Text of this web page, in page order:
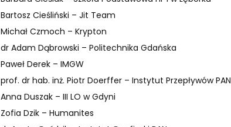
Bartosz Cieśliński – Jit Team
Michał Czmoch – Krypton
dr Adam Dąbrowski – Politechnika Gdańska
Paweł Derek – IMGW
prof. dr hab. inż. Piotr Doerffer – Instytut Przepływów PAN
Anna Duszak – III LO w Gdyni
Zofia Dzik – Humanites